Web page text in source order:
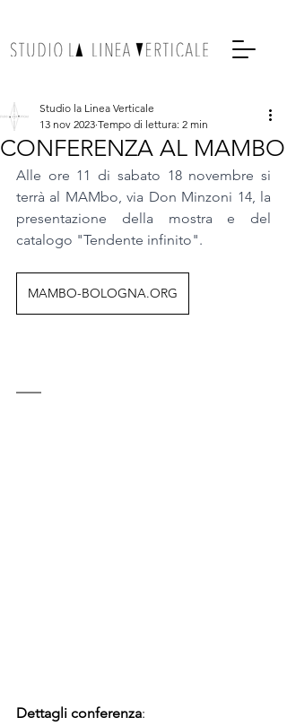
CONFERENZA AL MAMBO
Studio la Linea Verticale
13 nov 2023 Tempo di lettura: 2 min
Alle ore 11 di sabato 18 novembre si
terrà al MAMbo, via Don Minzoni 14, la
presentazione della mostra e del
catalogo "Tendente infinito".
MAMBO-BOLOGNA.ORG
Dettagli conferenza: